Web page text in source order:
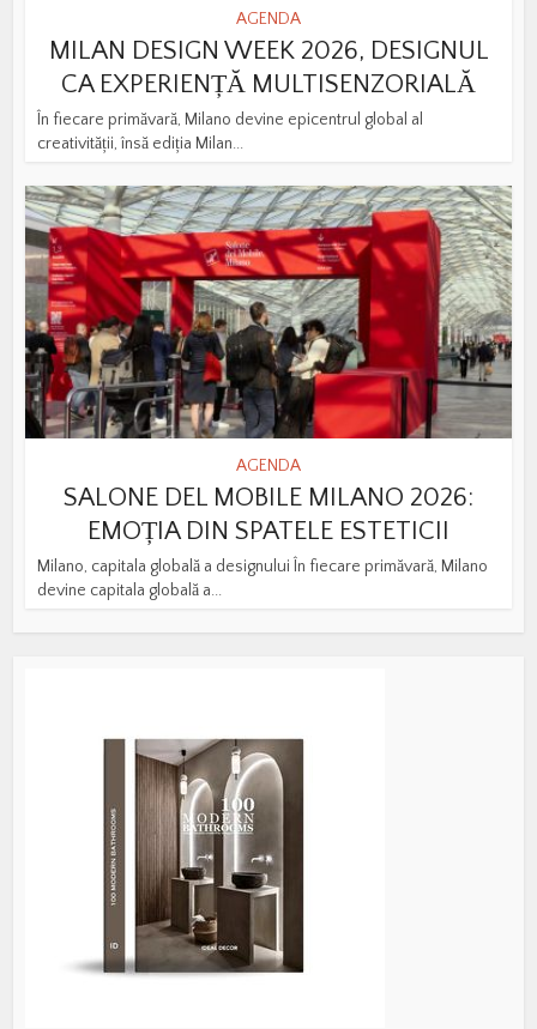
AGENDA
MILAN DESIGN WEEK 2026, DESIGNUL
CA EXPERIENȚĂ MULTISENZORIALĂ
În fiecare primăvară, Milano devine epicentrul global al
creativității, însă ediția Milan...
AGENDA
SALONE DEL MOBILE MILANO 2026:
EMOȚIA DIN SPATELE ESTETICII
Milano, capitala globală a designului În fiecare primăvară, Milano
devine capitala globală a...